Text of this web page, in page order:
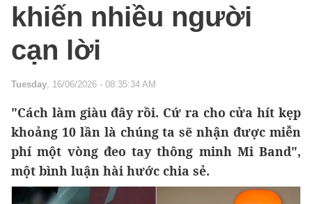
khiến nhiều người
cạn lời
Tuesday, 16/06/2026 - 08:35:34 AM
"Cách làm giàu đây rồi. Cứ ra cho cửa hít kẹp
khoảng 10 lần là chúng ta sẽ nhận được miễn
phí một vòng đeo tay thông minh Mi Band",
một bình luận hài hước chia sẻ.